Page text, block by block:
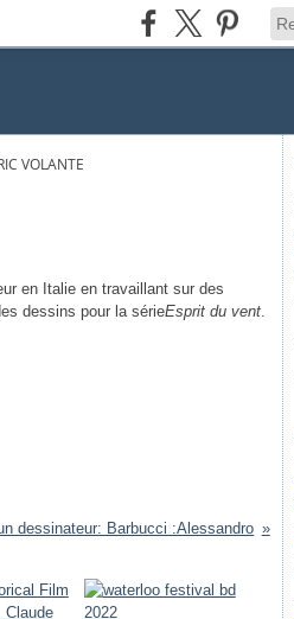
VOLANTE
en Italie en travaillant sur des
dessins pour la sérieEsprit du vent.
dessinateur: Barbucci :Alessandro